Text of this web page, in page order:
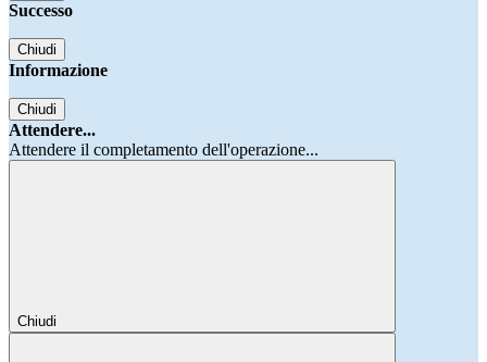
Successo
Chiudi
Informazione
Chiudi
Attendere...
Attendere il completamento dell'operazione...
Chiudi